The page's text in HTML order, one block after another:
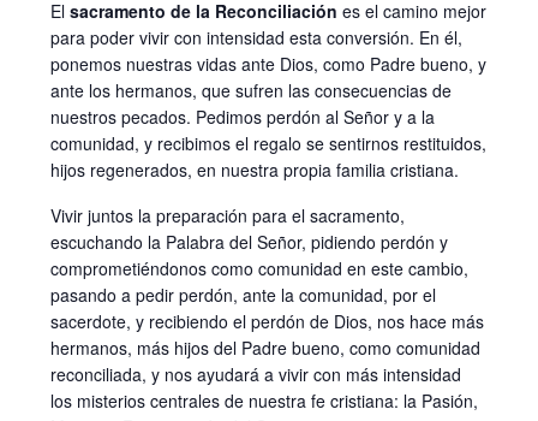
Elsacramento de la Reconciliación es el camino mejor
para poder vivir con intensidad esta conversión. En él,
ponemos nuestras vidas ante Dios, como Padre bueno, y
ante los hermanos, que sufren las consecuencias de
nuestros pecados. Pedimos perdón al Señor y a la
comunidad, y recibimos el regalo se sentirnos restituidos,
hijos regenerados, en nuestra propia familia cristiana.
Vivir juntos la preparación para el sacramento,
escuchando la Palabra del Señor, pidiendo perdón y
comprometiéndonos como comunidad en este cambio,
pasando a pedir perdón, ante la comunidad, por el
sacerdote, y recibiendo el perdón de Dios, nos hace más
hermanos, más hijos del Padre bueno, como comunidad
reconciliada, y nos ayudará a vivir con más intensidad
los misterios centrales de nuestra fe cristiana: la Pasión,